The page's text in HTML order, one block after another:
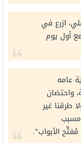
ازرع في
أول يوم
عامه
واحتضان
طرقنا غير
مسبب
الأبواب”.